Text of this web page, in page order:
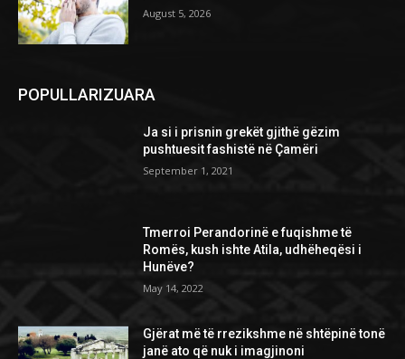
August 5, 2026
POPULLARIZUARA
Ja si i prisnin grekët gjithë gëzim
pushtuesit fashistë në Çamëri
September 1, 2021
Tmerroi Perandorinë e fuqishme të
Romës, kush ishte Atila, udhëheqësi i
Hunëve?
May 14, 2022
Gjërat më të rrezikshme në shtëpinë tonë
janë ato që nuk i imagjinoni